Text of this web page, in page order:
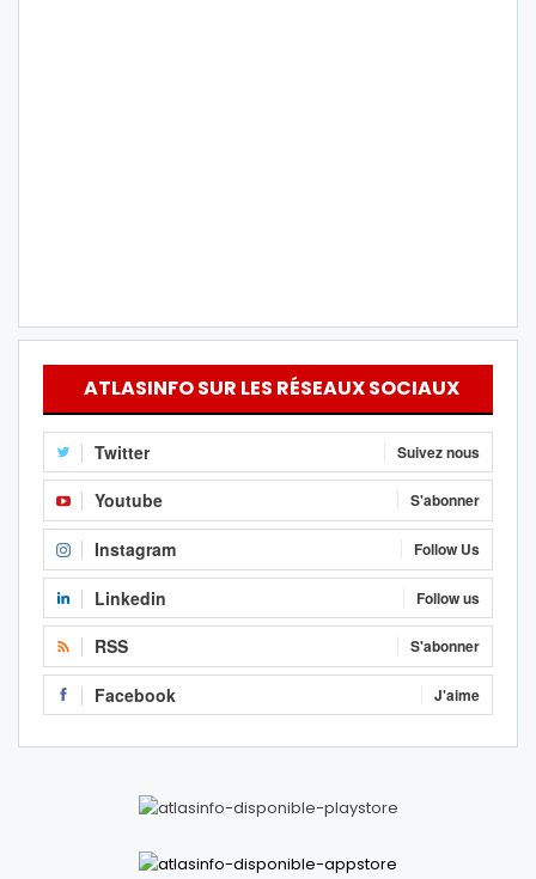
ATLASINFO SUR LES RÉSEAUX SOCIAUX
Twitter Suivez nous
Youtube S'abonner
Instagram Follow Us
Linkedin Follow us
RSS S'abonner
Facebook J'aime